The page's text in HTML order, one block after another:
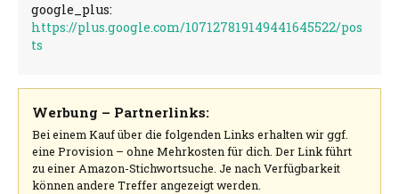
google_plus:
https://plus.google.com/107127819149441645522/pos
ts
Werbung – Partnerlinks:
Bei einem Kauf über die folgenden Links erhalten wir ggf.
eine Provision – ohne Mehrkosten für dich. Der Link führt
zu einer Amazon-Stichwortsuche. Je nach Verfügbarkeit
können andere Treffer angezeigt werden.